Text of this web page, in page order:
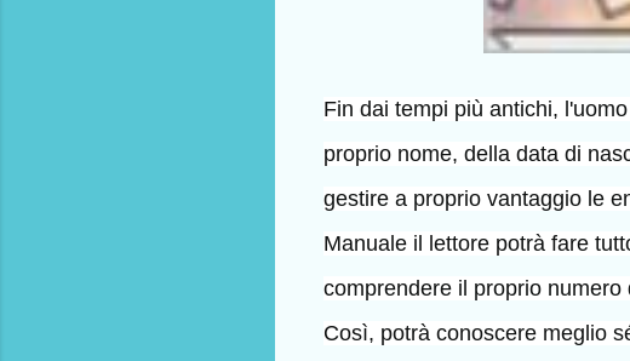
Fin dai tempi più antichi,
proprio nome, della data di
gestire a proprio vantaggio le
Manuale il lettore potrà fare
comprendere il proprio
Così, potrà conoscere meglio